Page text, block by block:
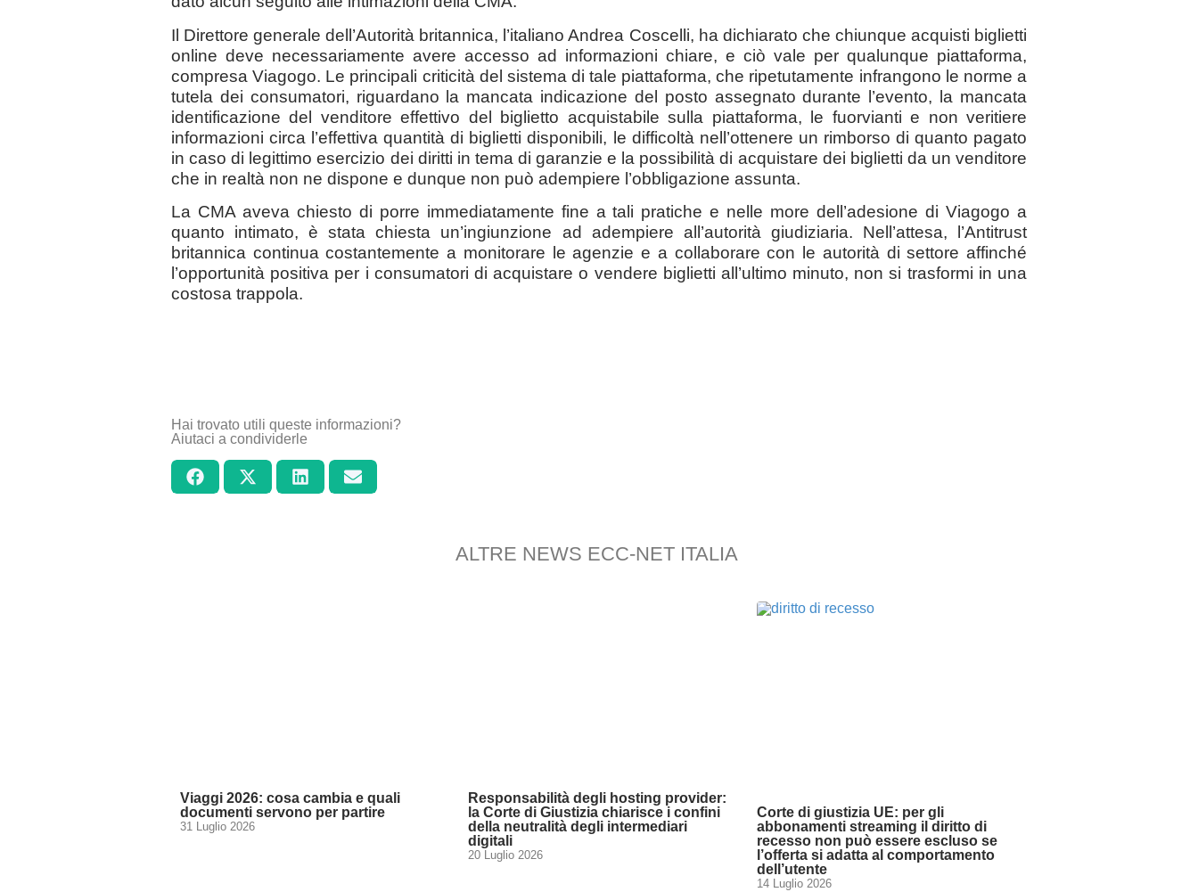
Il Direttore generale dell’Autorità britannica, l’italiano Andrea Coscelli, ha dichiarato che chiunque acquisti biglietti
online deve necessariamente avere accesso ad informazioni chiare, e ciò vale per qualunque piattaforma,
compresa Viagogo. Le principali criticità del sistema di tale piattaforma, che ripetutamente infrangono le norme a
tutela dei consumatori, riguardano la mancata indicazione del posto assegnato durante l’evento, la mancata
identificazione del venditore effettivo del biglietto acquistabile sulla piattaforma, le fuorvianti e non veritiere
informazioni circa l’effettiva quantità di biglietti disponibili, le difficoltà nell’ottenere un rimborso di quanto pagato
in caso di legittimo esercizio dei diritti in tema di garanzie e la possibilità di acquistare dei biglietti da un venditore
che in realtà non ne dispone e dunque non può adempiere l’obbligazione assunta.
La CMA aveva chiesto di porre immediatamente fine a tali pratiche e nelle more dell’adesione di Viagogo a
quanto intimato, è stata chiesta un’ingiunzione ad adempiere all’autorità giudiziaria. Nell’attesa, l’Antitrust
britannica continua costantemente a monitorare le agenzie e a collaborare con le autorità di settore affinché
l’opportunità positiva per i consumatori di acquistare o vendere biglietti all’ultimo minuto, non si trasformi in una
costosa trappola.
Hai trovato utili queste informazioni?
Aiutaci a condividerle
ALTRE NEWS ECC-NET ITALIA
Viaggi 2026: cosa cambia e quali
documenti servono per partire
31 Luglio 2026
Responsabilità degli hosting provider:
la Corte di Giustizia chiarisce i confini
della neutralità degli intermediari
digitali
20 Luglio 2026
Corte di giustizia UE: per gli
abbonamenti streaming il diritto di
recesso non può essere escluso se
l’offerta si adatta al comportamento
dell’utente
14 Luglio 2026